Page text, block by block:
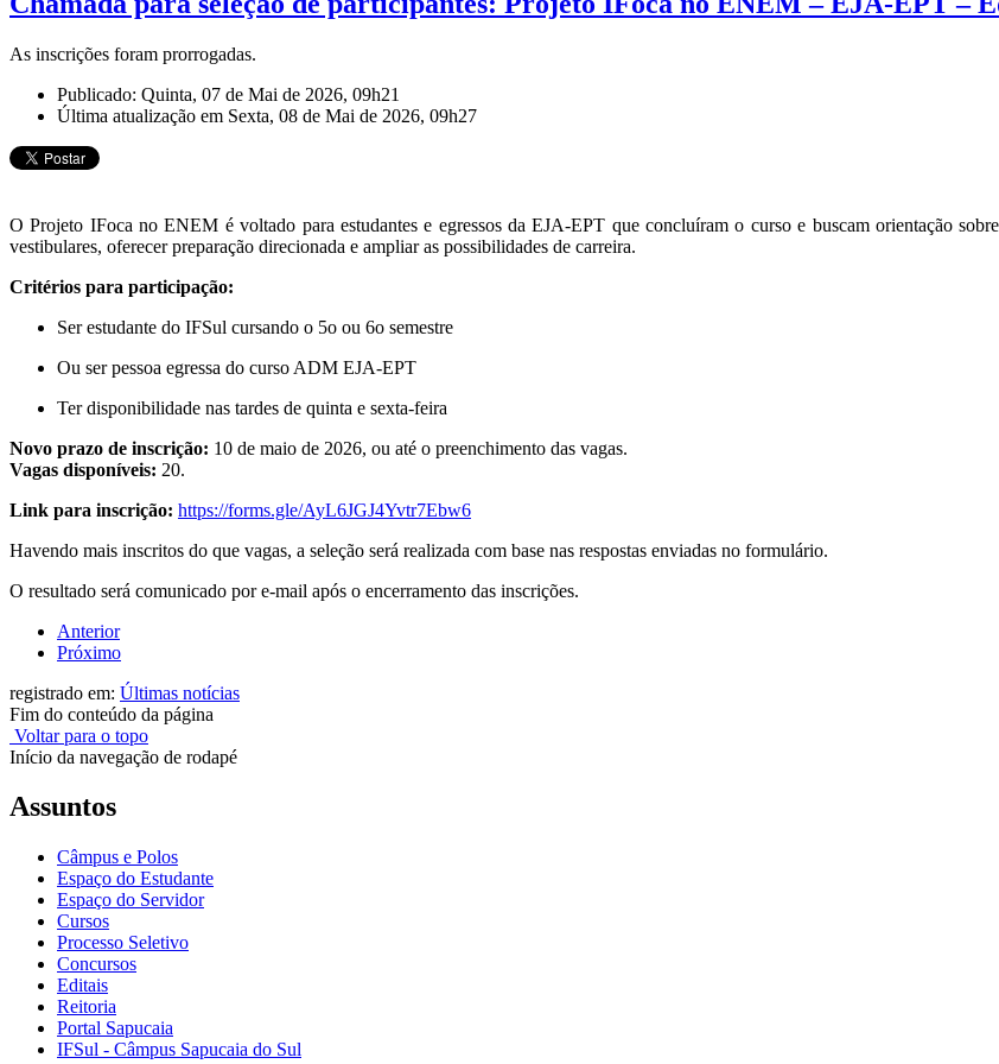
As inscrições foram prorrogadas.
Publicado: Quinta, 07 de Mai de 2026, 09h21
Última atualização em Sexta, 08 de Mai de 2026, 09h27
O Projeto IFoca no ENEM é voltado para estudantes e egressos da EJA-EPT que concluíram o curso e buscam orientação
vestibulares, oferecer preparação direcionada e ampliar as possibilidades de carreira.
Critérios para participação:
Ser estudante do IFSul cursando o 5o ou 6o semestre
Ou ser pessoa egressa do curso ADM EJA-EPT
Ter disponibilidade nas tardes de quinta e sexta-feira
Novo prazo de inscrição: 10 de maio de 2026, ou até o preenchimento das vagas.
Vagas disponíveis: 20.
Link para inscrição: https://forms.gle/AyL6JGJ4Yvtr7Ebw6
Havendo mais inscritos do que vagas, a seleção será realizada com base nas respostas enviadas no formulário.
O resultado será comunicado por e-mail após o encerramento das inscrições.
Anterior
Próximo
registrado em: Últimas notícias
Fim do conteúdo da página
Voltar para o topo
Início da navegação de rodapé
Assuntos
Câmpus e Polos
Espaço do Estudante
Espaço do Servidor
Cursos
Processo Seletivo
Concursos
Editais
Reitoria
Portal Sapucaia
IFSul - Câmpus Sapucaia do Sul